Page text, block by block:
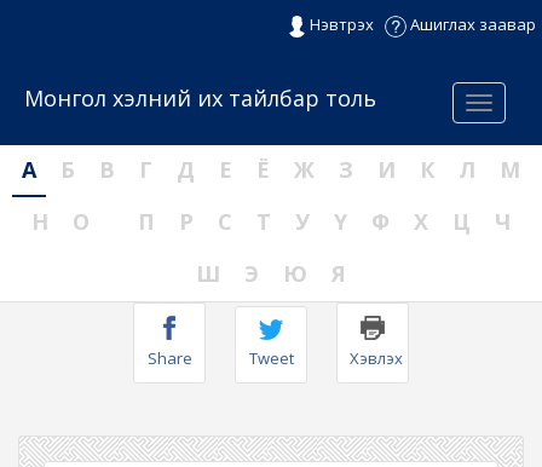
Нэвтрэх Ашиглах заавар
Menu
Монгол хэлний их тайлбар толь
А Б В Г Д Е Ё Ж З И К Л
М
Н
О П Р С Т У Ү Ф Х Ц
Ч
Ш
Э Ю Я
Share Tweet Хэвлэх